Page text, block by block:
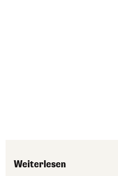
Weiterlesen